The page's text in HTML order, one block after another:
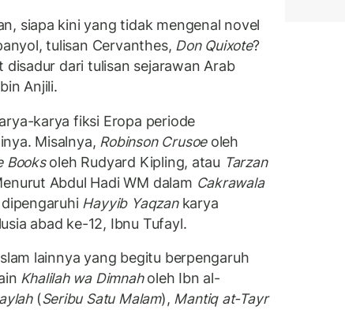
siapa kini yang tidak mengenal novel
tulisan Cervanthes, Don Quixote?
dari tulisan sejarawan Arab
Anjili.
karya fiksi Eropa periode
Misalnya, Robinson Crusoeoleh
Booksoleh Rudyard Kipling, atau Tarzan
Abdul Hadi WM dalam Cakrawala
Hayyib Yaqzankarya
abad ke-12, Ibnu Tufayl.
lainnya yang begitu berpengaruh
Khalilah wa Dimnaholeh Ibn al-
(Seribu Satu Malam), Mantiq at-Tayr